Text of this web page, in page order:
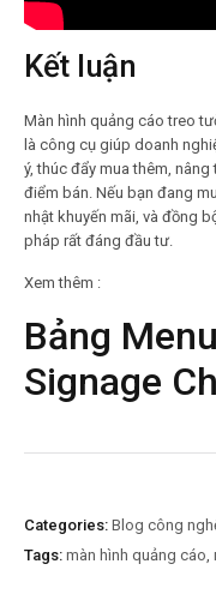
Kết luận
Màn hình quảng cáo treo
là công cụ giúp doanh
ý, thúc đẩy mua thêm,
điểm bán. Nếu bạn đang
nhật khuyến mãi, và đồng
pháp rất đáng đầu tư.
Xem thêm :
Bảng
Signage
Categories: Blog công
Tags: màn hình quảng cáo